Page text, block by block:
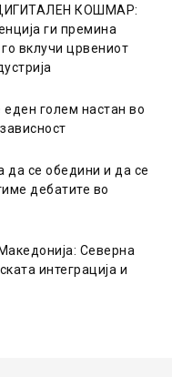
КОШМАР:
ги премина
вклучи црвениот
еден голем настан во
се обедини и да се
дебатите во
Северна
интеграција и